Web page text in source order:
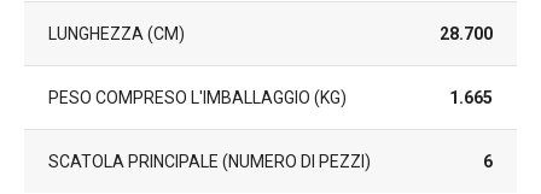
LUNGHEZZA (CM) 28.700
PESO COMPRESO L'IMBALLAGGIO (KG) 1.665
SCATOLA PRINCIPALE (NUMERO DI PEZZI) 6